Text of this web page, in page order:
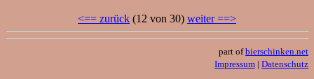
<== zurück (12 von 30) weiter ==>
part ofbierschinken.net
Impressum | Datenschutz